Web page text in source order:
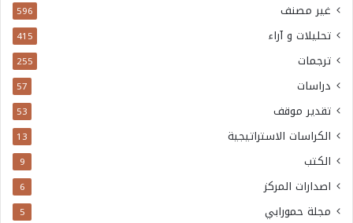
غير مصنف 596
تحليلات و آراء 415
ترجمات 255
دراسات 57
تقدير موقف 53
الكراسات الاستراتيجية 13
الكتب 9
اصدارات المركز 6
مجلة حمورابي 5